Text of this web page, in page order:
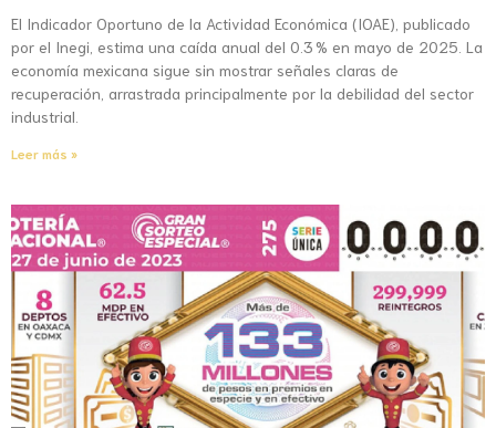
El Indicador Oportuno de la Actividad Económica (IOAE), publicado
por el Inegi, estima una caída anual del 0.3 % en mayo de 2025. La
economía mexicana sigue sin mostrar señales claras de
recuperación, arrastrada principalmente por la debilidad del sector
industrial.
Leer más »